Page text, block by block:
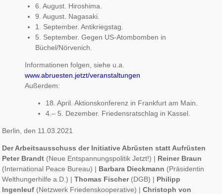
6. August. Hiroshima.
9. August. Nagasaki.
1. September. Antikriegstag.
5. September. Gegen US-Atombomben in
Büchel/Nörvenich.
Informationen folgen, siehe u.a.
www.abruesten.jetzt/veranstaltungen
Außerdem:
18. April. Aktionskonferenz in Frankfurt am Main.
4.– 5. Dezember. Friedensratschlag in Kassel.
Berlin, den 11.03.2021
Der Arbeitsausschuss der Initiative Abrüsten statt Aufrüsten
Peter Brandt (Neue Entspannungspolitik Jetzt!) | Reiner Braun
(International Peace Bureau) | Barbara Dieckmann (Präsidentin
Welthungerhilfe a.D.) |Thomas Fischer(DGB) | Philipp
Ingenleuf (Netzwerk Friedenskooperative) |Christoph von